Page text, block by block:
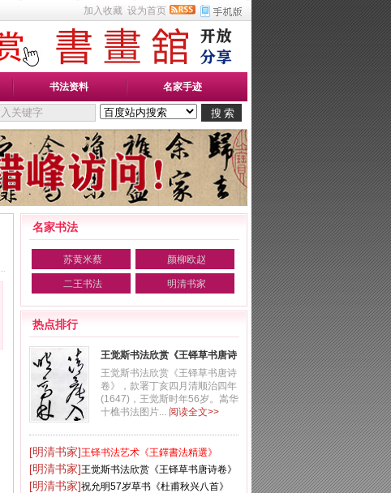
加入收藏 设为首页
书法资料 名家手迹
名家书法
苏黄米蔡 颜柳欧赵
二王书法 明清书家
热点排行
王觉斯书法欣赏《王铎草书唐诗
卷》
王觉斯书法欣赏《王铎草书唐诗
卷》，款署丁亥四月清顺治四年
(1647)，王觉斯时年56岁。嵩华
十樵书法图片... 阅读全文>>
[明清书家]王铎书法艺术《王鐸書法精選》
[明清书家]王觉斯书法欣赏《王铎草书唐诗卷》
[明清书家]祝允明57岁草书《杜甫秋兴八首》